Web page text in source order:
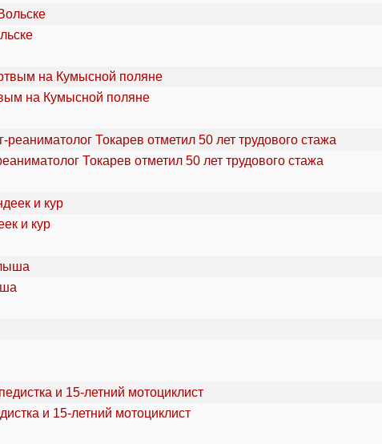
на Кумысной поляне
Токарев отметил 50 лет трудового стажа
и кур
и 15-летний мотоциклист